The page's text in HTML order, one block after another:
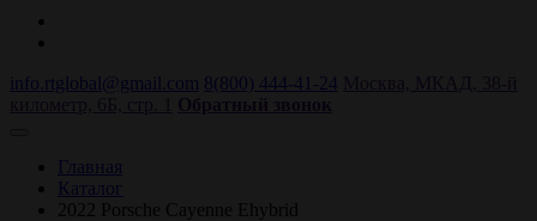
info.rtglobal@gmail.com 8(800) 444-41-24
Главная
Каталог
2022 Porsche Cayenne Ehybrid